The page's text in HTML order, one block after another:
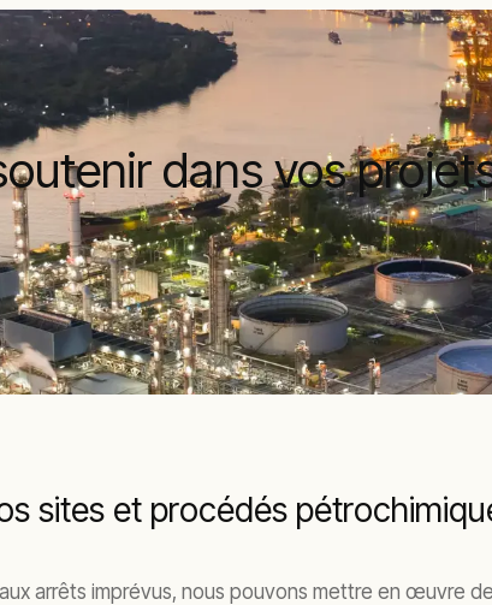
dans vos
sites et procédés
arrêts imprévus, nous pouvons mettre en œuvre